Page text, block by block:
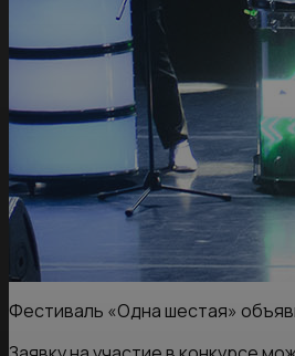
Фестиваль «Одна шестая»